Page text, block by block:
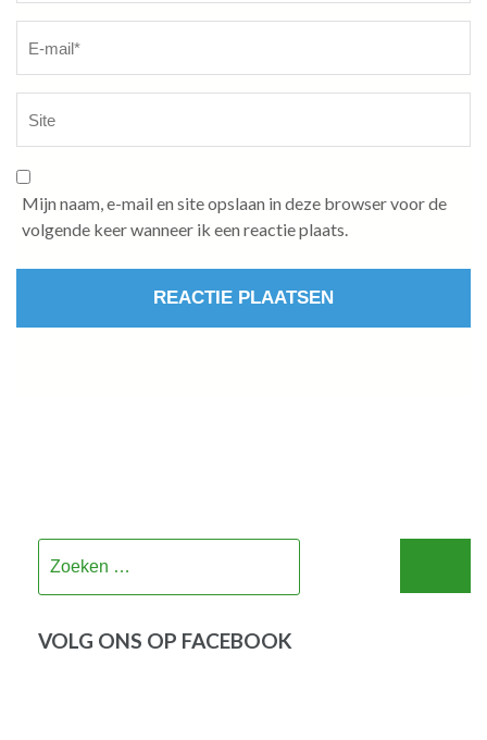
Mijn naam, e-mail en site opslaan in deze browser voor de
volgende keer wanneer ik een reactie plaats.
VOLG ONS OP FACEBOOK